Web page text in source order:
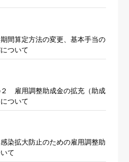
間算定方法の変更、基本手当の
ついて
２ 雇用調整助成金の拡充（助成
ついて
染拡大防止のための雇用調整助
て